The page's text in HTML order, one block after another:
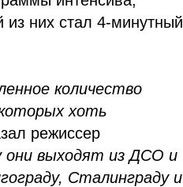
из них стал 4-минутный
количество
хоть
режиссер
выходят из ДСО и
Сталинграду и